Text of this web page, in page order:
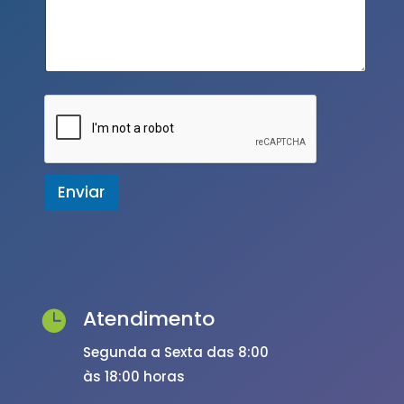
Enviar
 Atendimento
Segunda a Sexta das 8:00
às 18:00 horas